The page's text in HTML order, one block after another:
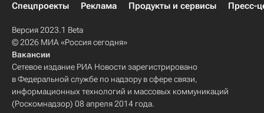
Спецпроекты
Реклама Продукты и сервисы Пресс-
Версия 2023.1 Beta
© 2026 МИА «Россия сегодня»
Вакансии
Сетевое издание РИА Новости зарегистрировано
в Федеральной службе по надзору в сфере связи,
информационных технологий и массовых коммуникаций
(Роскомнадзор) 08 апреля 2014 года.